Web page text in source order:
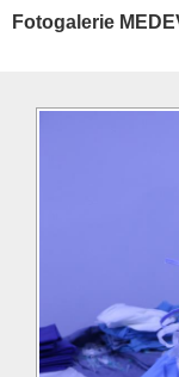
Fotogalerie